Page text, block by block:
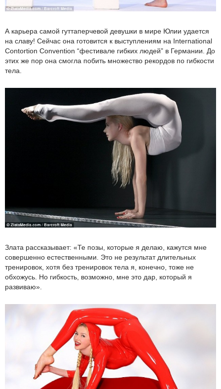
А карьера самой гуттаперчевой девушки в мире Юлии удается
на славу! Сейчас она готовится к выступлениям на International
Contortion Convention “фестивале гибких людей” в Германии. До
этих же пор она смогла побить множество рекордов по гибкости
тела.
Злата рассказывает: «Те позы, которые я делаю, кажутся мне
совершенно естественными. Это не результат длительных
тренировок, хотя без тренировок тела я, конечно, тоже не
обхожусь. Но гибкость, возможно, мне это дар, который я
развиваю».